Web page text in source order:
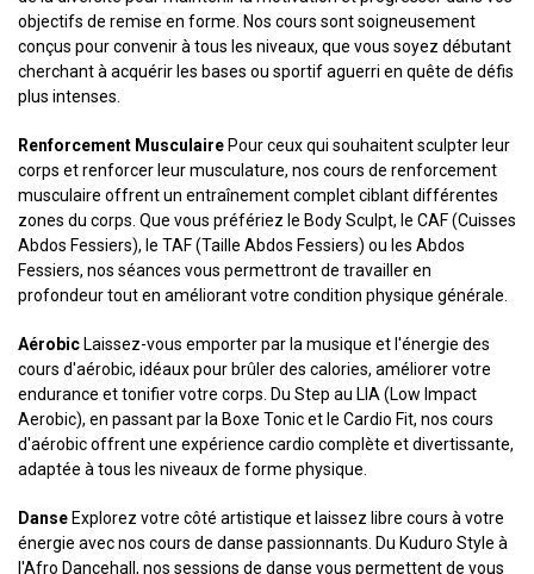
objectifs de remise en forme. Nos cours sont soigneusement
conçus pour convenir à tous les niveaux, que vous soyez débutant
cherchant à acquérir les bases ou sportif aguerri en quête de défis
plus intenses.
Renforcement Musculaire Pour ceux qui souhaitent sculpter leur
corps et renforcer leur musculature, nos cours de renforcement
musculaire offrent un entraînement complet ciblant différentes
zones du corps. Que vous préfériez le Body Sculpt, le CAF (Cuisses
Abdos Fessiers), le TAF (Taille Abdos Fessiers) ou les Abdos
Fessiers, nos séances vous permettront de travailler en
profondeur tout en améliorant votre condition physique générale.
Aérobic Laissez-vous emporter par la musique et l'énergie des
cours d'aérobic, idéaux pour brûler des calories, améliorer votre
endurance et tonifier votre corps. Du Step au LIA (Low Impact
Aerobic), en passant par la Boxe Tonic et le Cardio Fit, nos cours
d'aérobic offrent une expérience cardio complète et divertissante,
adaptée à tous les niveaux de forme physique.
Danse Explorez votre côté artistique et laissez libre cours à votre
énergie avec nos cours de danse passionnants. Du Kuduro Style à
l'Afro Dancehall, nos sessions de danse vous permettent de vous